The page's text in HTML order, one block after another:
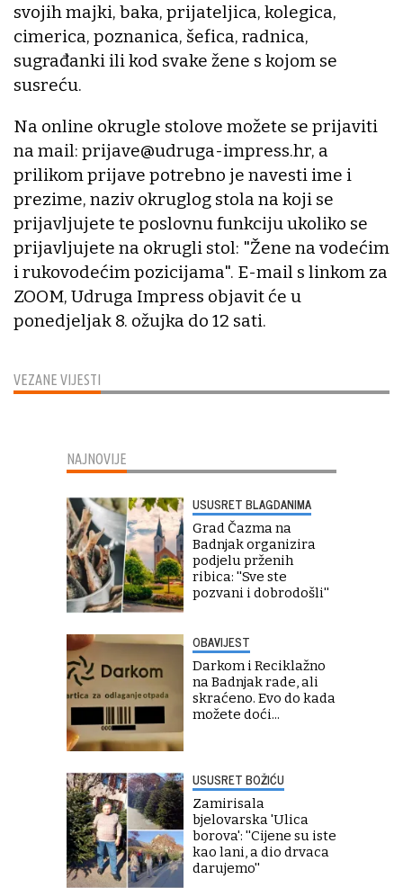
VEZANE VIJESTI
svojih majki, baka, prijateljica, kolegica,
cimerica, poznanica, šefica, radnica,
sugrađanki ili kod svake žene s kojom se
susreću.
Na online okrugle stolove možete se prijaviti
na mail: prijave@udruga-impress.hr, a
prilikom prijave potrebno je navesti ime i
prezime, naziv okruglog stola na koji se
prijavljujete te poslovnu funkciju ukoliko se
prijavljujete na okrugli stol: "Žene na vodećim
i rukovodećim pozicijama". E-mail s linkom za
ZOOM, Udruga Impress objavit će u
ponedjeljak 8. ožujka do 12 sati.
NAJNOVIJE
USUSRET BLAGDANIMA
Grad Čazma na
Badnjak organizira
podjelu prženih
ribica: ''Sve ste
pozvani i dobrodošli''
OBAVIJEST
Darkom i Reciklažno
na Badnjak rade, ali
skraćeno. Evo do kada
možete doći...
USUSRET BOŽIĆU
Zamirisala
bjelovarska 'Ulica
borova': ''Cijene su iste
kao lani, a dio drvaca
darujemo''